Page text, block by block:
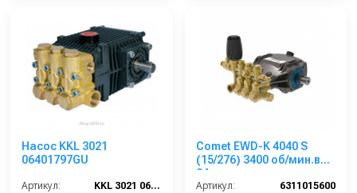
Насос KKL 3021
06401797GU
Артикул:
KKL 3021 06401797GU
Comet EWD-K 4040 S
(15/276) 3400 об/мин.вал
24 мм
Артикул:
6311015600